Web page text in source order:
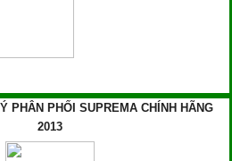
PHÂN PHỐI SUPREMA CHÍNH HÃNG
2013